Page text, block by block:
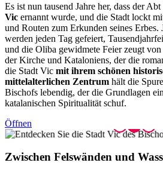
Es ist nun tausend Jahre her, dass der
Vic ernannt wurde, und die Stadt lockt
und Routen zum Erkunden seines Erbes.
werden jeden Tag gefeiert,
und die Oliba gewidmete Feier zeugt
der Kirche und Kataloniens, der die
die Stadt Vic mit ihrem schönen
mittelalterlichen Zentrum hält die
Bischofs lebendig, der die Grundlagen
katalanischen Spiritualität schuf.
Öffnen
Zwischen Felswänden und